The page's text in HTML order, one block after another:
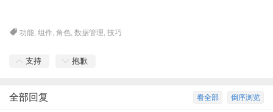
功能,组件,角色,数据管理,技巧
支持 抱歉
倒序浏览
看全部
全部回复